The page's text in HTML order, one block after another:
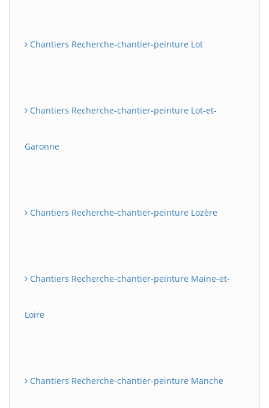
Chantiers Recherche-chantier-peinture Lot
Chantiers Recherche-chantier-peinture Lot-et-
Garonne
Chantiers Recherche-chantier-peinture Lozère
Chantiers Recherche-chantier-peinture Maine-et-
Loire
Chantiers Recherche-chantier-peinture Manche